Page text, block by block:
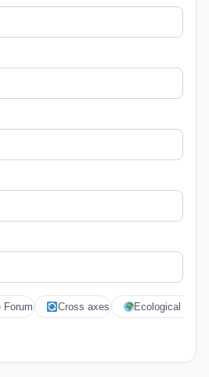
Forum Cross axes Ecological